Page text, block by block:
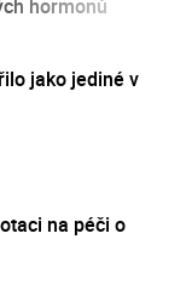
hormonů
jako jediné v
na péči o